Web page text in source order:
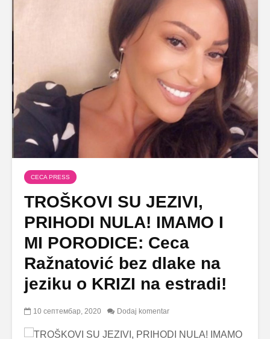
CECA PRESS
TROŠKOVI SU JEZIVI,
PRIHODI NULA! IMAMO I
MI PORODICE: Ceca
Ražnatović bez dlake na
jeziku o KRIZI na estradi!
10 септембар, 2020 Dodaj komentar